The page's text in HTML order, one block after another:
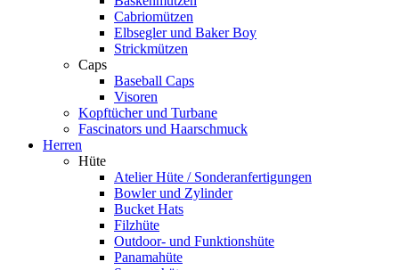
Cabriomützen
Elbsegler und Baker Boy
Strickmützen
Caps
Baseball Caps
Visoren
Kopftücher und Turbane
Fascinators und Haarschmuck
Herren
Hüte
Atelier Hüte / Sonderanfertigungen
Bowler und Zylinder
Bucket Hats
Filzhüte
Outdoor- und Funktionshüte
Panamahüte